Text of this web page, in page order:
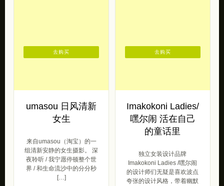
umasou 日风清新
女生
来自umasou（淘宝）的一
组清新安静的女生摄影。 深
夜聆听 / 我宁愿停顿整个世
界 / 和生命流沙中的分分秒
[…]
去购买
Imakokoni Ladies/
嘿尔闹 活在自己
的童话里
独立女装设计品牌
Imakokoni Ladies /嘿尔闹
的设计师们无疑是喜欢波点
夸张的设计风格，带着幽默
去购买